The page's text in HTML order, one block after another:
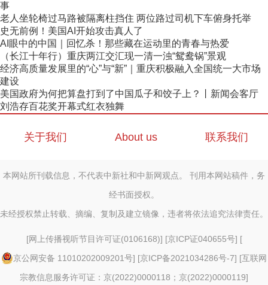
事
老人坐轮椅过马路被隔离柱挡住 两位路过司机下车俯身托举
史无前例！美国AI开始攻击真人了
AI眼中的中国｜回忆杀！那些藏在运动里的青春与热爱
（长江十年行）重庆两江交汇现一清一浊“鸳鸯锅”景观
经济高质量发展里的“心”与“新”｜重庆积极融入全国统一大市场
建设
美国政府为何把算盘打到了中国瓜子和饺子上？丨新闻会客厅
刘浩存百花奖开幕式红衣独舞
关于我们 About us 联系我们
本网站所刊载信息，不代表中新社和中新网观点。 刊用本网站稿件，务
经书面授权。
未经授权禁止转载、摘编、复制及建立镜像，违者将依法追究法律责任。
[网上传播视听节目许可证(0106168)] [京ICP证040655号] [
京公网安备 11010202009201号] [京ICP备2021034286号-7] [互联网
宗教信息服务许可证：京(2022)0000118；京(2022)0000119]